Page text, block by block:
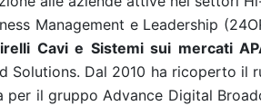
Management e Leadership
Cavi e Sistemi sui mercati
Solutions. Dal 2010 ha ricoperto il
per il gruppo Advance Digital